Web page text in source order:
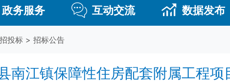
政务服务 互动交流 数据发布
投标 > 招标公告
南江镇保障性住房配套附属工程项